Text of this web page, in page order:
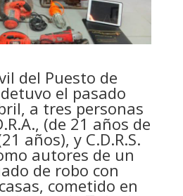
del Puesto de
el pasado
a tres personas
(de 21 años de
años), y C.D.R.S.
autores de un
de robo con
cometido en